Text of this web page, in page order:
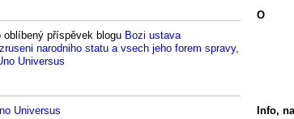
oblíbený příspěvek blogu Bozi ustava
narodniho statu a vsech jeho forem spravy,
Universus
Universus
O
Info,